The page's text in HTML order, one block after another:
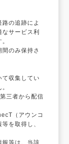
の追跡によ
サービス利
のみ保持さ
て収集してい
三者から配信
（アウンコ
を取得し、
報等は、当該